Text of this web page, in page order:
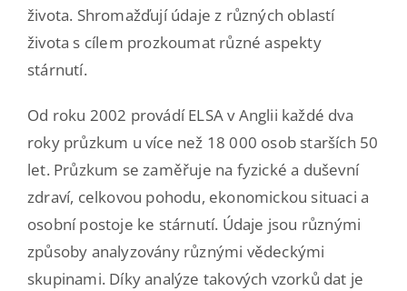
života. Shromažďují údaje z různých oblastí
života s cílem prozkoumat různé aspekty
stárnutí.
Od roku 2002 provádí ELSA v Anglii každé dva
roky průzkum u více než 18 000 osob starších 50
let. Průzkum se zaměřuje na fyzické a duševní
zdraví, celkovou pohodu, ekonomickou situaci a
osobní postoje ke stárnutí. Údaje jsou různými
způsoby analyzovány různými vědeckými
skupinami. Díky analýze takových vzorků dat je